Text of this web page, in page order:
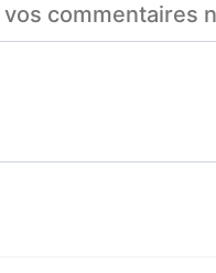
commentaires